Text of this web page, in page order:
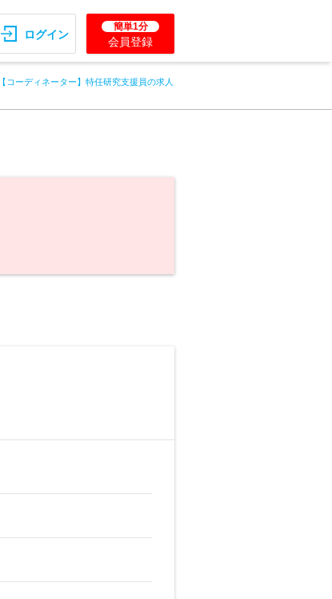
ログイン
簡単1分
会員登録
コーディネーター】特任研究支援員の求人